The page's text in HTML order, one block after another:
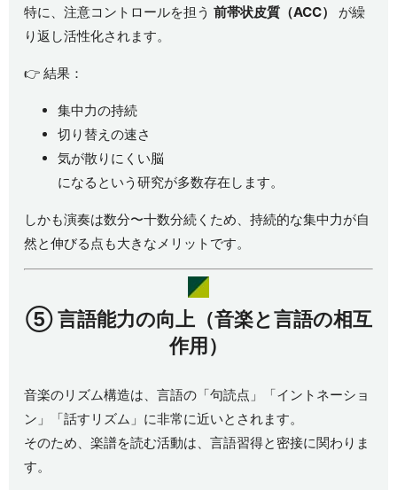
特に、注意コントロールを担う前帯状皮質（ACC）
が繰
り返し活性化されます。
👉 結果：
集中力の持続
切り替えの速さ
気が散りにくい脳
になるという研究が多数存在します。
しかも演奏は数分〜十数分続くため、持続的な集中力が自
然と伸びる点も大きなメリットです。
⑤言語能力の向上（音楽と言語の相互
作用）
音楽のリズム構造は、言語の「句読点」「イントネーショ
ン」「話すリズム」に非常に近いとされます。
そのため、楽譜を読む活動は、言語習得と密接に関わりま
す。